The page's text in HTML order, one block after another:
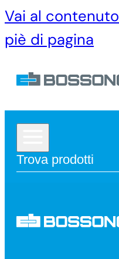
Vai al
piè di pagina